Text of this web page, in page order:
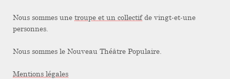
Nous sommes une troupe et un collectifde vingt-et-une
personnes.
Nous sommes le Nouveau Théâtre Populaire.
Mentions légales